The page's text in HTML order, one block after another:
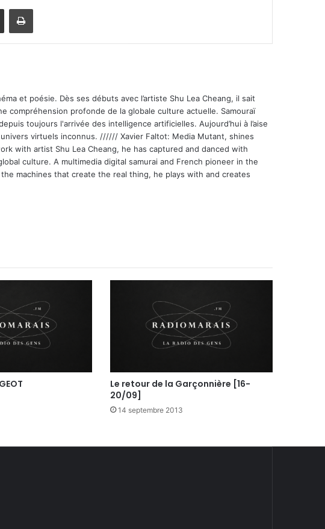
Partager par email Imprimer
et poésie. Dès ses débuts avec l’artiste Shu Lea Cheang, il sait
profonde de la globale culture actuelle. Samouraï
toujours l'arrivée des intelligence artificielles. Aujourd’hui à l’aise
virtuels inconnus. ////// Xavier Faltot: Media Mutant, shines
with artist Shu Lea Cheang, he has captured and danced with
culture. A multimedia digital samurai and French pioneer in the
machines that create the real thing, he plays with and creates
Le retour de la Garçonnière [16-
20/09]
14 septembre 2013